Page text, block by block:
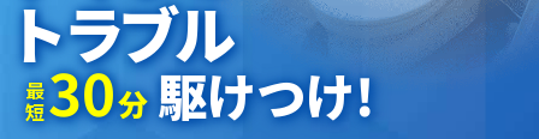
トラブル
最短30分 駆けつけ!